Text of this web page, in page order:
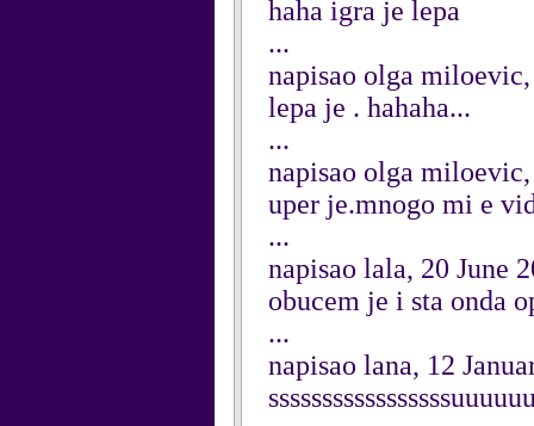
haha igra je lepa
...
napisao olga
lepa je . hahaha...
...
napisao olga
uper je.mnogo mi e
...
napisao lala, 20 June
obucem je i sta onda
...
napisao lana, 12